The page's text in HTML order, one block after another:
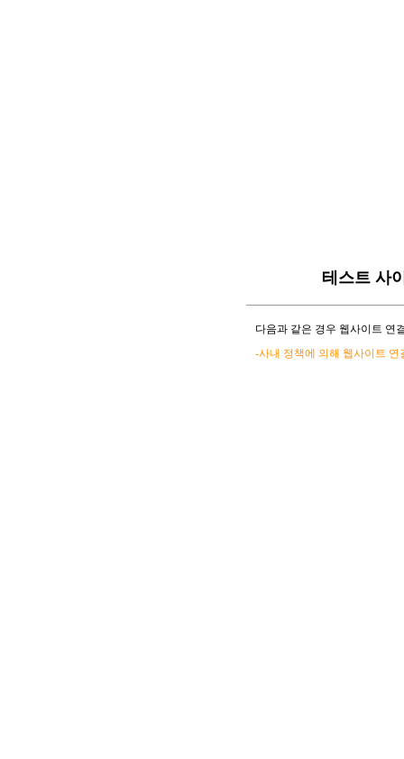
테스트 사
다음과 같은 경우 웹사이트 연
-사내 정책에 의해 웹사이트